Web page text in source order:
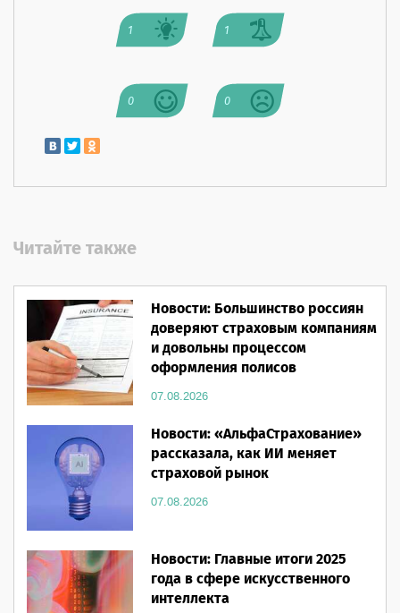
1 1
0 0
Читайте также
Новости: Большинство россиян
доверяют страховым компаниям
и довольны процессом
оформления полисов
07.08.2026
Новости: «АльфаСтрахование»
рассказала, как ИИ меняет
страховой рынок
07.08.2026
Новости: Главные итоги 2025
года в сфере искусственного
интеллекта